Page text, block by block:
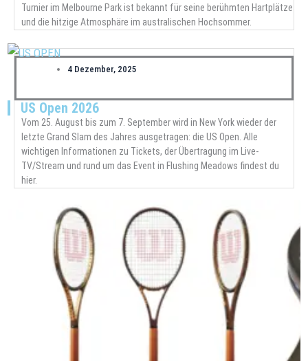
Turnier im Melbourne Park ist bekannt für seine berühmten Hartplätze
und die hitzige Atmosphäre im australischen Hochsommer.
4 Dezember, 2025
US Open 2026
Vom 25. August bis zum 7. September wird in New York wieder der
letzte Grand Slam des Jahres ausgetragen: die US Open. Alle
wichtigen Informationen zu Tickets, der Übertragung im Live-
TV/Stream und rund um das Event in Flushing Meadows findest du
hier.